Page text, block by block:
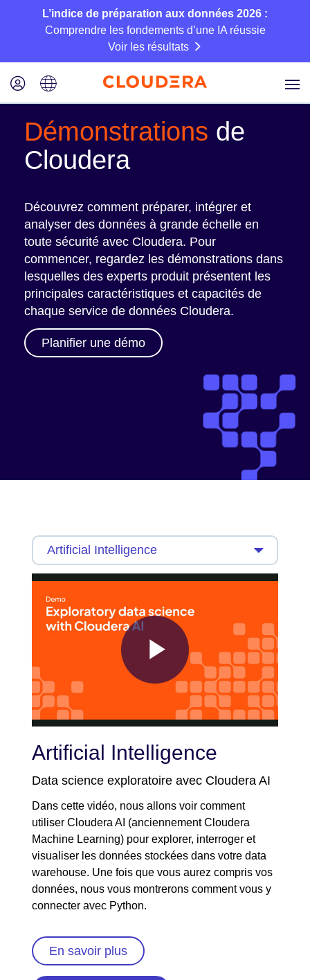
L’indice de préparation aux données 2026 :
Comprendre les fondements d’une IA réussie
Voir les résultats
Démonstrations de
Cloudera
Découvrez comment préparer, intégrer et
analyser des données à grande échelle en
toute sécurité avec Cloudera. Pour
commencer, regardez les démonstrations dans
lesquelles des experts produit présentent les
principales caractéristiques et capacités de
chaque service de données Cloudera.
Planifier une démo
Play
Video
Artificial Intelligence
Data science exploratoire avec Cloudera AI
Dans cette vidéo, nous allons voir comment
utiliser Cloudera AI (anciennement Cloudera
Machine Learning) pour explorer, interroger et
visualiser les données stockées dans votre data
warehouse. Une fois que vous aurez compris vos
données, nous vous montrerons comment vous y
connecter avec Python.
En savoir plus